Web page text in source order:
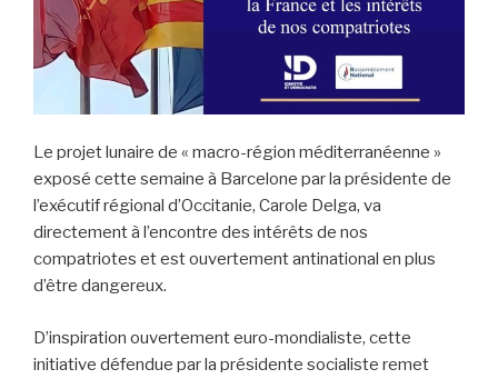
Le projet lunaire de « macro-région méditerranéenne »
exposé cette semaine à Barcelone par la présidente de
l’exécutif régional d’Occitanie, Carole Delga, va
directement à l’encontre des intérêts de nos
compatriotes et est ouvertement antinational en plus
d’être dangereux.
D’inspiration ouvertement euro-mondialiste, cette
initiative défendue par la présidente socialiste remet